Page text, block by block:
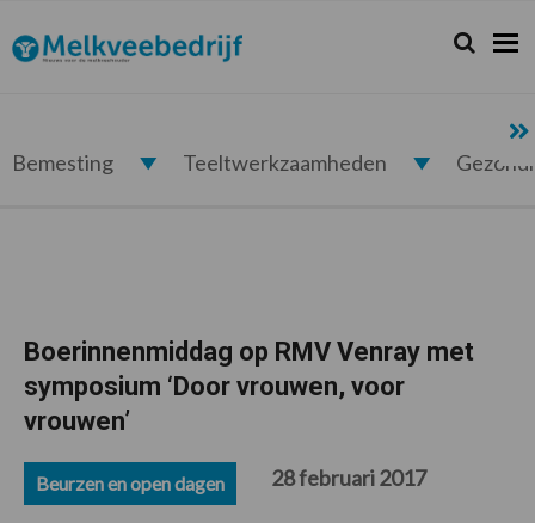
de
hoofdnavigatie
de
hoofd
de
eerste
de
voettekst
Melkveebedrijf.nl Zoeken...
Zoek
Bemesting Teeltwerkzaamheden
Boerinnenmiddag op RMV Venray met
symposium ‘Door vrouwen, voor
vrouwen’
Beurzen en open dagen 28 februari 2017